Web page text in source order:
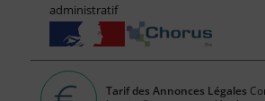
administratif
Tarif des Annonces Légales